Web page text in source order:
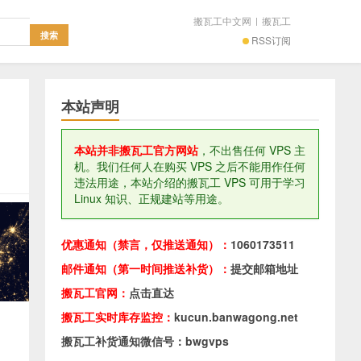
RSS订阅
搬瓦工中文网 | 搬瓦工
本站声明
本站并非搬瓦工官方网站，不出售任何 VPS 主
机。我们任何人在购买 VPS 之后不能用作任何
违法用途，本站介绍的搬瓦工 VPS 可用于学习
Linux 知识、正规建站等用途。
优惠通知（禁言，仅推送通知）： 1060173511
邮件通知（第一时间推送补货）： 提交邮箱地址
搬瓦工官网： 点击直达
搬瓦工实时库存监控： kucun.banwagong.net
搬瓦工补货通知微信号：bwgvps